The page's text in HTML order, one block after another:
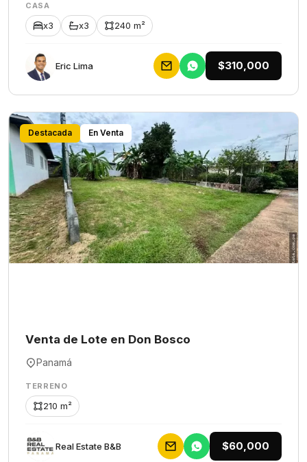
CASA
x3 x3 240 m²
Eric Lima $310,000
Destacada En Venta
Venta de Lote en Don Bosco
Panamá
TERRENO
210 m²
Rеаl Еstаtе В&В $60,000